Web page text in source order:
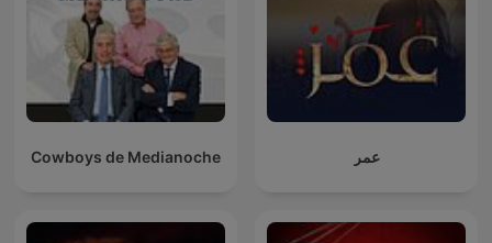
Cowboys de Medianoche عمر